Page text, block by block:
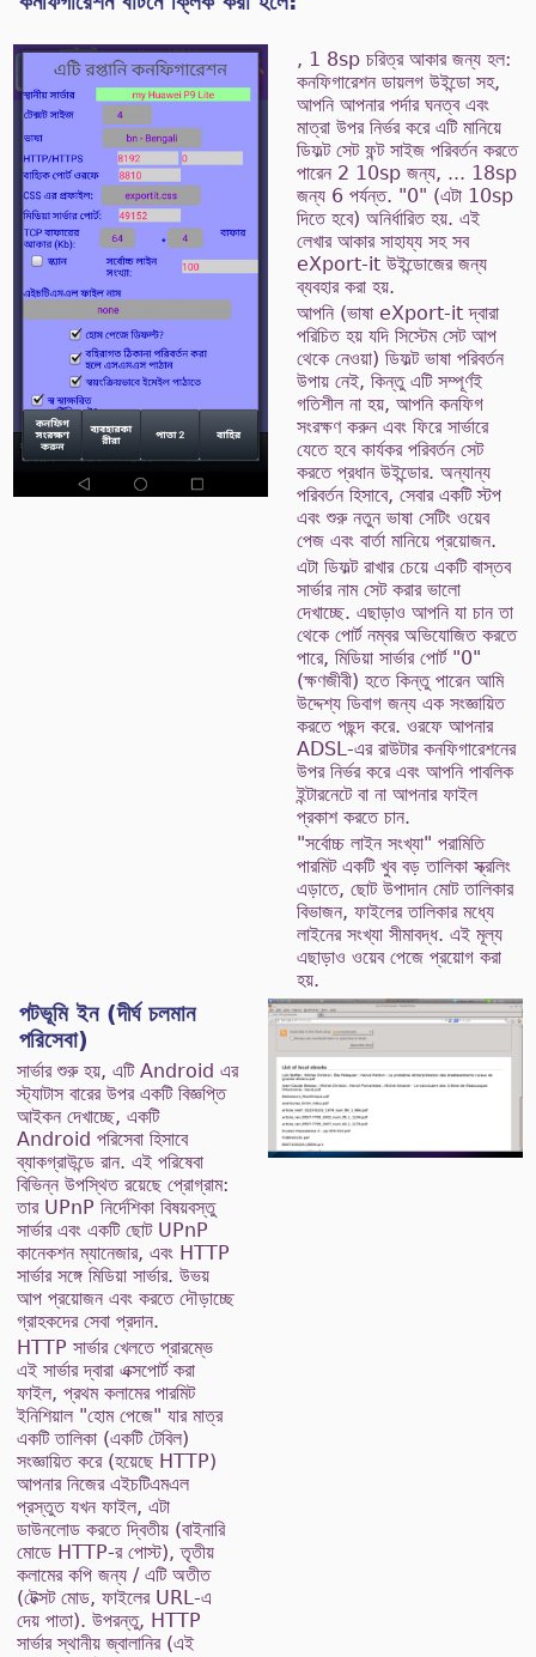
, 1 8sp চরিত্র আকার জন্য হল:
কনফিগারেশন ডায়লগ উইন্ডো সহ,
আপনি আপনার পর্দার ঘনত্ব এবং
মাত্রা উপর নির্ভর করে এটি মানিয়ে
ডিফল্ট সেট ফন্ট সাইজ পরিবর্তন করতে
পারেন 2 10sp জন্য, ... 18sp
জন্য 6 পর্যন্ত. "0" (এটা 10sp
দিতে হবে) অনির্ধারিত হয়. এই
লেখার আকার সাহায্য সহ সব
eXport-it উইন্ডোজের জন্য
ব্যবহার করা হয়.
আপনি (ভাষা eXport-it দ্বারা
পরিচিত হয় যদি সিস্টেম সেট আপ
থেকে নেওয়া) ডিফল্ট ভাষা পরিবর্তন
উপায় নেই, কিন্তু এটি সম্পূর্ণই
গতিশীল না হয়, আপনি কনফিগ
সংরক্ষণ করুন এবং ফিরে সার্ভারে
যেতে হবে কার্যকর পরিবর্তন সেট
করতে প্রধান উইন্ডোর. অন্যান্য
পরিবর্তন হিসাবে, সেবার একটি স্টপ
এবং শুরু নতুন ভাষা সেটিং ওয়েব
পেজ এবং বার্তা মানিয়ে প্রয়োজন.
এটা ডিফল্ট রাখার চেয়ে একটি বাস্তব
সার্ভার নাম সেট করার ভালো
দেখাচ্ছে. এছাড়াও আপনি যা চান তা
থেকে পোর্ট নম্বর অভিযোজিত করতে
পারে, মিডিয়া সার্ভার পোর্ট "0"
(ক্ষণজীবী) হতে কিন্তু পারেন আমি
উদ্দেশ্য ডিবাগ জন্য এক সংজ্ঞায়িত
করতে পছন্দ করে. ওরফে আপনার
ADSL-এর রাউটার কনফিগারেশনের
উপর নির্ভর করে এবং আপনি পাবলিক
ইন্টারনেটে বা না আপনার ফাইল
প্রকাশ করতে চান.
"সর্বোচ্চ লাইন সংখ্যা" পরামিতি
পারমিট একটি খুব বড় তালিকা স্ক্রলিং
এড়াতে, ছোট উপাদান মোট তালিকার
বিভাজন, ফাইলের তালিকার মধ্যে
লাইনের সংখ্যা সীমাবদ্ধ. এই মূল্য
এছাড়াও ওয়েব পেজে প্রয়োগ করা
হয়.
পটভূমি ইন (দীর্ঘ চলমান
পরিসেবা)
সার্ভার শুরু হয়, এটি Android এর
স্ট্যাটাস বারের উপর একটি বিজ্ঞপ্তি
আইকন দেখাচ্ছে, একটি
Android পরিসেবা হিসাবে
ব্যাকগ্রাউন্ডে রান. এই পরিষেবা
বিভিন্ন উপস্থিত রয়েছে প্রোগ্রাম:
তার UPnP নির্দেশিকা বিষয়বস্তু
সার্ভার এবং একটি ছোট UPnP
কানেকশন ম্যানেজার, এবং HTTP
সার্ভার সঙ্গে মিডিয়া সার্ভার. উভয়
আপ প্রয়োজন এবং করতে দৌড়াচ্ছে
গ্রাহকদের সেবা প্রদান.
HTTP সার্ভার খেলতে প্রারম্ভে
এই সার্ভার দ্বারা এক্সপোর্ট করা
ফাইল, প্রথম কলামের পারমিট
ইনিশিয়াল "হোম পেজে" যার মাত্র
একটি তালিকা (একটি টেবিল)
সংজ্ঞায়িত করে (হয়েছে HTTP)
আপনার নিজের এইচটিএমএল
প্রস্তুত যখন ফাইল, এটা
ডাউনলোড করতে দ্বিতীয় (বাইনারি
মোডে HTTP-র পোস্ট), তৃতীয়
কলামের কপি জন্য / এটি অতীত
(টেক্সট মোড, ফাইলের URL-এ
দেয় পাতা). উপরন্তু, HTTP
সার্ভার স্থানীয় জ্বালানির (এই